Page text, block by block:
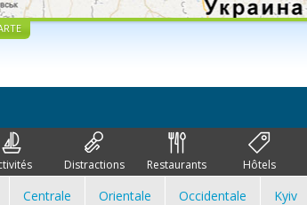
Distractions Restaurants Hôtels
Centrale Orientale Occidentale Kyiv